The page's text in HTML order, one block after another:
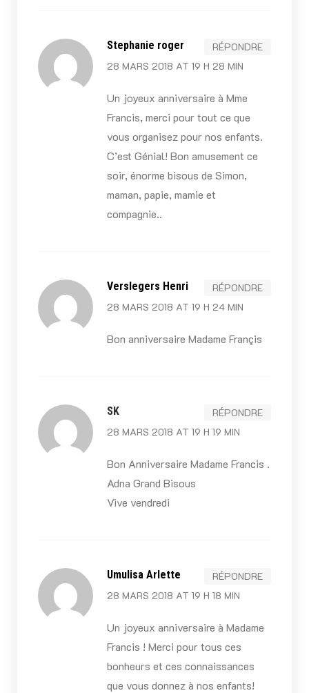
Stephanie roger
28 MARS 2018 AT 19 H 28 MIN
RÉPONDRE
Un joyeux anniversaire à Mme
Francis, merci pour tout ce que
vous organisez pour nos enfants.
C’est Génial! Bon amusement ce
soir, énorme bisous de Simon,
maman, papie, mamie et
compagnie..
Verslegers Henri
28 MARS 2018 AT 19 H 24 MIN
RÉPONDRE
Bon anniversaire Madame Françis
SK
28 MARS 2018 AT 19 H 19 MIN
RÉPONDRE
Bon Anniversaire Madame Francis .
Adna Grand Bisous
Vive vendredi
Umulisa Arlette
28 MARS 2018 AT 19 H 18 MIN
RÉPONDRE
Un joyeux anniversaire à Madame
Francis ! Merci pour tous ces
bonheurs et ces connaissances
que vous donnez à nos enfants!